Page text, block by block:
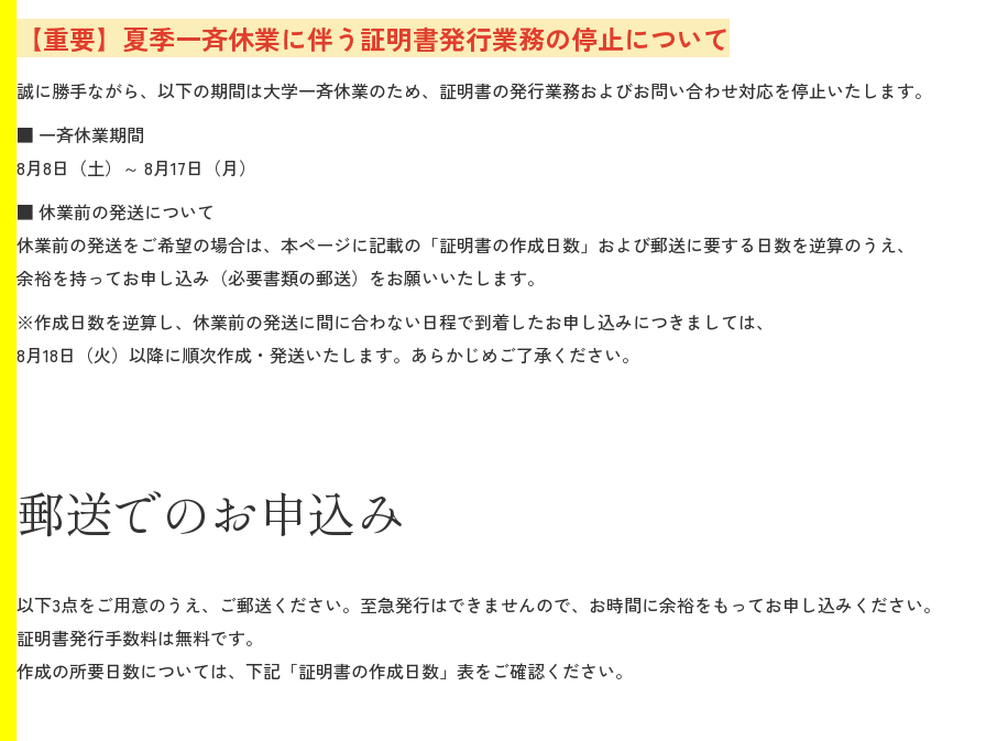
MGグッズ オンラインショップ
（外部サイト）
【重要】夏季一斉休業に伴う証明書発行業務の停止について
誠に勝手ながら、以下の期間は大学一斉休業のため、証明書の発行業務およびお問い合わせ対応を停止いたします。
■ 一斉休業期間
8月8日（土）～ 8月17日（月）
■ 休業前の発送について
休業前の発送をご希望の場合は、本ページに記載の「証明書の作成日数」および郵送に要する日数を逆算のうえ、
余裕を持ってお申し込み（必要書類の郵送）をお願いいたします。
※作成日数を逆算し、休業前の発送に間に合わない日程で到着したお申し込みにつきましては、
8月18日（火）以降に順次作成・発送いたします。あらかじめご了承ください。
郵送でのお申込み
以下3点をご用意のうえ、ご郵送ください。至急発行はできませんので、お時間に余裕をもってお申し込みください。
証明書発行手数料は無料です。
作成の所要日数については、下記「証明書の作成日数」表をご確認ください。